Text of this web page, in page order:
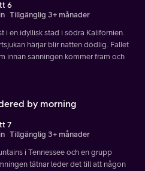
6
Tillgänglig 3+ månader
i en idyllisk stad i södra Kalifornien.
härjar blir natten dödlig. Fallet
innan sanningen kommer fram och
by morning
7
Tillgänglig 3+ månader
i Tennessee och en grupp
tätnar leder det till att någon